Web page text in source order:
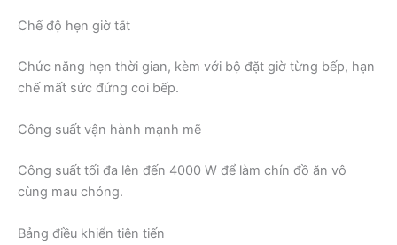
Chế độ hẹn giờ tắt
Chức năng hẹn thời gian, kèm với bộ đặt giờ từng bếp, hạn
chế mất sức đứng coi bếp.
Công suất vận hành mạnh mẽ
Công suất tối đa lên đến 4000 W để làm chín đồ ăn vô
cùng mau chóng.
Bảng điều khiển tiên tiến